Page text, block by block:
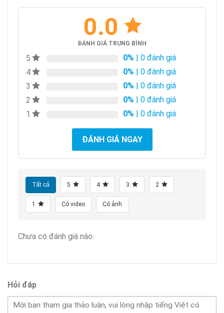
0.0
ĐÁNH GIÁ TRUNG BÌNH
5 0% | 0 đánh giá
4
0% | 0 đánh giá
3
0% | 0 đánh giá
2
0% | 0 đánh giá
1
0% | 0 đánh giá
ĐÁNH GIÁ NGAY
Tất cả 5 4 3 2
1 Có video Có ảnh
Chưa có đánh giá nào.
Hỏi đáp